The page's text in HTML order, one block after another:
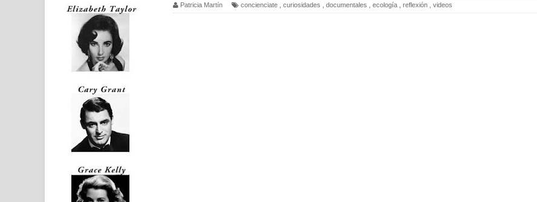
Patricia Martín concienciate curiosidades documentales ecología reflexión videos